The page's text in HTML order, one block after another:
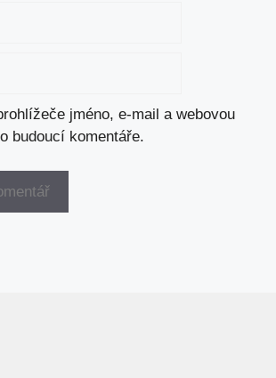
jméno, e-mail a webovou
budoucí komentáře.